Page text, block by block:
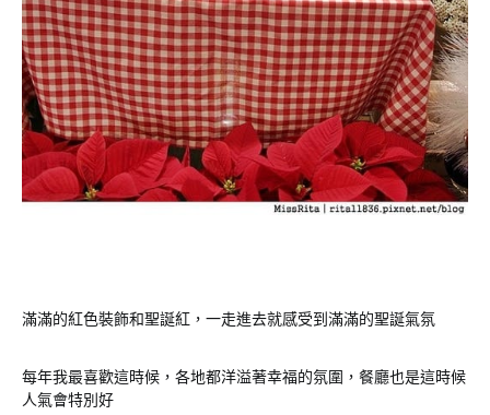
滿滿的紅色裝飾和聖誕紅，一走進去就感受到滿滿的聖誕氣氛
每年我最喜歡這時候，各地都洋溢著幸福的氛圍，餐廳也是這時候
人氣會特別好